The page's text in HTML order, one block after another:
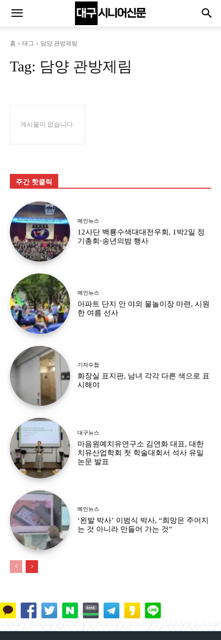
홈 태그 담양 관방제림
Tag: 담양 관방제림
게시물이 없습니다.
주간 핫클릭
메인뉴스
12사단 백룡수색대대전우회, 1박2일 정
기총회·송년의밤 행사
메인뉴스
아파트 단지 안 야외 물놀이장 마련, 시원
한 여름 선사
기자수첩
화장실 표지판, 남녀 각각 다른 색으로 표
시해야
대구뉴스
마음원예치유연구소 김연화 대표, 대한
치유산업학회 첫 학술대회서 석사 유일
논문 발표
메인뉴스
‘왼발 박사’ 이범식 박사, “희망은 주어지
는 것 아니라 만들어 가는 것”